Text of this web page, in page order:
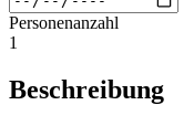
Personenanzahl
1
Beschreibung